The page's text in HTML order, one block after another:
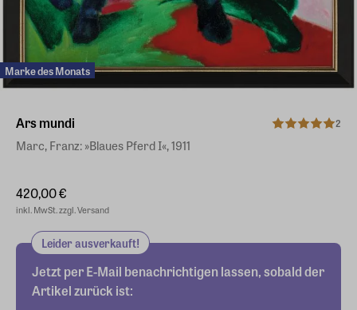
Marke des Monats
Ars mundi 2
Marc, Franz: »Blaues Pferd I«, 1911
420,00 €
inkl. MwSt. zzgl. Versand
Leider ausverkauft!
Jetzt per E-Mail benachrichtigen lassen, sobald der
Artikel zurück ist: